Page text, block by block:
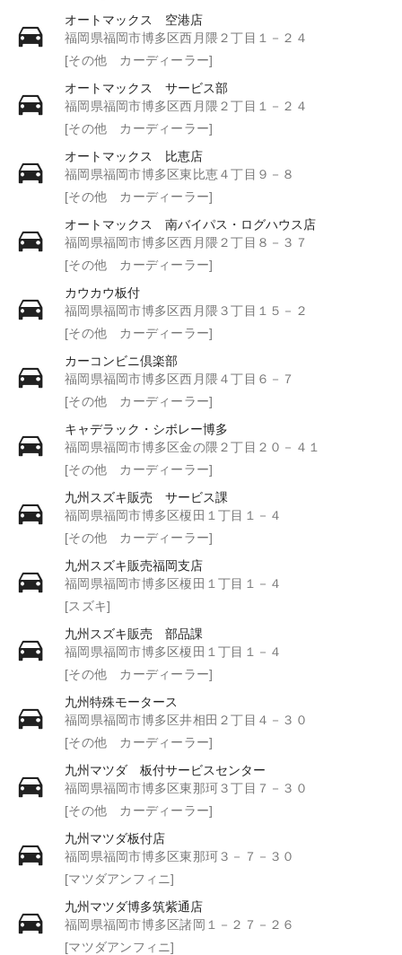
オートマックス 空港店
福岡県福岡市博多区西月隈２丁目１－２４
[その他 カーディーラー]
オートマックス サービス部
福岡県福岡市博多区西月隈２丁目１－２４
[その他 カーディーラー]
オートマックス 比恵店
福岡県福岡市博多区東比恵４丁目９－８
[その他 カーディーラー]
オートマックス 南バイパス・ログハウス店
福岡県福岡市博多区西月隈２丁目８－３７
[その他 カーディーラー]
カウカウ板付
福岡県福岡市博多区西月隈３丁目１５－２
[その他 カーディーラー]
カーコンビニ倶楽部
福岡県福岡市博多区西月隈４丁目６－７
[その他 カーディーラー]
キャデラック・シボレー博多
福岡県福岡市博多区金の隈２丁目２０－４１
[その他 カーディーラー]
九州スズキ販売 サービス課
福岡県福岡市博多区榎田１丁目１－４
[その他 カーディーラー]
九州スズキ販売福岡支店
福岡県福岡市博多区榎田１丁目１－４
[スズキ]
九州スズキ販売 部品課
福岡県福岡市博多区榎田１丁目１－４
[その他 カーディーラー]
九州特殊モータース
福岡県福岡市博多区井相田２丁目４－３０
[その他 カーディーラー]
九州マツダ 板付サービスセンター
福岡県福岡市博多区東那珂３丁目７－３０
[その他 カーディーラー]
九州マツダ板付店
福岡県福岡市博多区東那珂３－７－３０
[マツダアンフィニ]
九州マツダ博多筑紫通店
福岡県福岡市博多区諸岡１－２７－２６
[マツダアンフィニ]